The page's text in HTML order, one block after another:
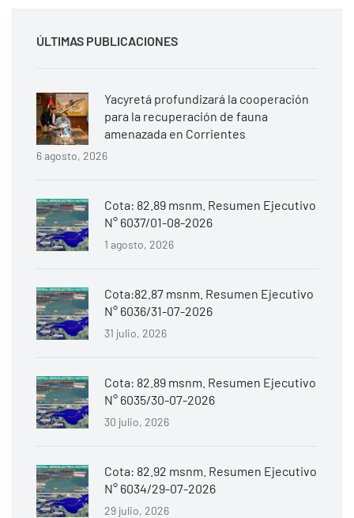
ÚLTIMAS PUBLICACIONES
Yacyretá profundizará la cooperación
para la recuperación de fauna
amenazada en Corrientes
6 agosto, 2026
Cota: 82.89 msnm. Resumen Ejecutivo
N° 6037/01-08-2026
1 agosto, 2026
Cota:82.87 msnm. Resumen Ejecutivo
N° 6036/31-07-2026
31 julio, 2026
Cota: 82.89 msnm. Resumen Ejecutivo
N° 6035/30-07-2026
30 julio, 2026
Cota: 82.92 msnm. Resumen Ejecutivo
N° 6034/29-07-2026
29 julio, 2026